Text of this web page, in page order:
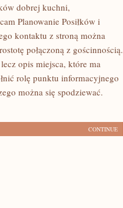
dobrej kuchni,
Planowanie Posiłków i
kontaktu z stroną można
połączoną z gościnnością.
opis miejsca, które ma
rolę punktu informacyjnego
można się spodziewać.
CONTINUE